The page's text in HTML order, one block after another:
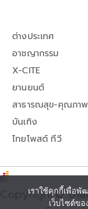
ต่างประเทศ
อาชญากรรม
X-CITE
ยานยนต์
สาธารณสุข-คุณภา
บันเทิง
ไทยโพสต์ ทีวี
Copyright©
เราใช้คุกกี้เพื่อ
เว็บไซต์ข